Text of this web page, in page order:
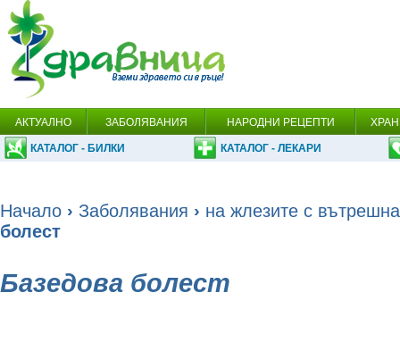
АКТУАЛНО ЗАБОЛЯВАНИЯ НАРОДНИ РЕЦЕПТИ
КАТАЛОГ - БИЛКИ КАТАЛОГ - ЛЕКАРИ
Начало › Заболявания › на жлезите с
болест
Базедова болест